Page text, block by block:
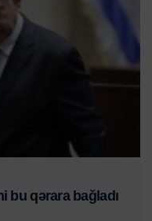
bu qərara bağladı